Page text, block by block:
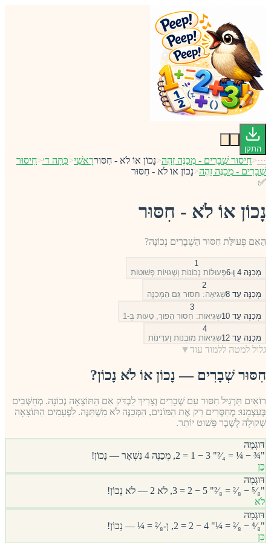
התקן
···
<חִיסוּר שְׁבָרִים - מְכַנֶּה זֵהֶה<נָכוֹן אוֹ לֹא - חִסּוּררָאשִׁי<כִּתָּה ד׳<חִיסוּר
שְׁבָרִים - מְכַנֶּה זֵהֶה<נָכוֹן אוֹ לֹא - חִסּוּר
✅
נָכוֹן אוֹ לֹא - חִסּוּר
הַאִם פְּעוּלַּת חִסּוּר הַשְׁבָרִים נְכוֹנָה?
1
מְכַנֶּה 4 וְ-6
פְּעוּלּוֹת נְכוֹנוֹת וְשְׁגוּיוֹת פְּשׁוּטוֹת
2
מְכַנֶּה עַד 8
שְׁגִיאָה: חִסּוּר גַּם הַמְּכַנֶּה
3
מְכַנֶּה עַד 10
שְׁגִיאוֹת: חִסּוּר הָפוּךְ, טָעוּת בְּ-1
4
מְכַנֶּה עַד 12
שְׁגִיאוֹת מוּבְנוֹת וַעֲדִינוֹת
גלול למטה ללמוד עוד ▼
חִסּוּר שְׁבָרִים — נָכוֹן אוֹ לֹא נָכוֹן?
רוֹאִים תַּרְגִּיל חִסּוּר עִם שְׁבָרִים וְצָרִיךְ לִבְדֹּק אִם הַתּוֹצָאָה נְכוֹנָה. מְחַשְּׁבִים
בְּעַצְמֵנוּ: מְחַסְּרִים רַק אֶת הַמּוֹנִים, הַמְּכַנֶּה לֹא מִשְׁתַּנֶּה. לִפְעָמִים הַתּוֹצָאָה
שְׁקוּלָה לְשֶׁבֶר פָּשׁוּט יוֹתֵר.
דּוּגְמָה
"¾ − ¼ = ²⁄₄" 3 − 1 = 2, מְכַנֶּה 4 נִשְׁאָר — נָכוֹן!
כֵּן
דּוּגְמָה
"⁵⁄₈ − ²⁄₈ = ²⁄₈" 5 − 2 = 3, לֹא 2 — לֹא נָכוֹן!
לֹא
דּוּגְמָה
"⁴⁄₈ − ²⁄₈ = ¼" 4 − 2 = 2, וְ-²⁄₈ = ¼ — נָכוֹן!
כֵּן